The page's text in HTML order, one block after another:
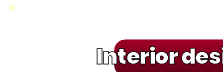
Interior